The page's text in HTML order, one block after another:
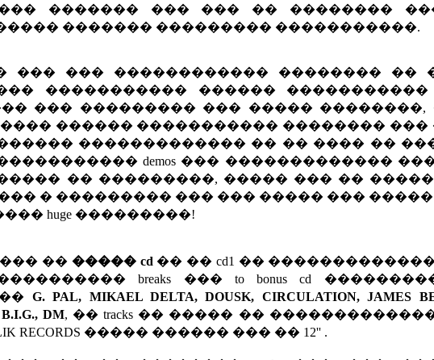
������� ��� ��� �� �������� ���
������� ��������� �����������.
��� ��� ������������ �������� ��
����������� ������ �����������
��� ��������� ��� ����� ��������,
������ ����������� �������� ���
������������� �� �� ���� ��
demos ��� �������������
������ �� ���������, ����� ��� ��
� ��������� ��� ��� ����� ���
huge ���������!
�� ����� cd �� �� cd1 ��
breaks ��� to bonus cd
G. PAL, MIKAEL DELTA, DOUSK, CIRCULATION, JAMES
DM, �� tracks �� ����� ��
����� ������ ��� �� 12'' .